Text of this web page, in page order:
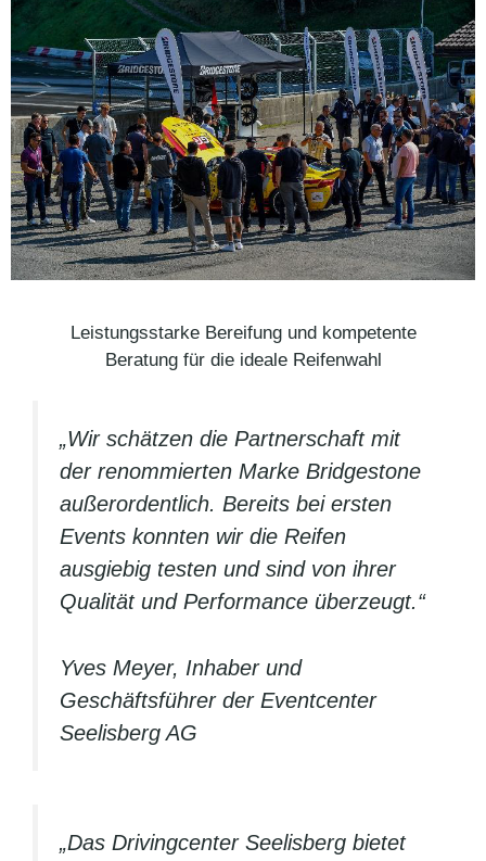
Leistungsstarke Bereifung und kompetente
Beratung für die ideale Reifenwahl
„Wir schätzen die Partnerschaft mit
der renommierten Marke Bridgestone
außerordentlich. Bereits bei ersten
Events konnten wir die Reifen
ausgiebig testen und sind von ihrer
Qualität und Performance überzeugt.“
Yves Meyer, Inhaber und
Geschäftsführer der Eventcenter
Seelisberg AG
„Das Drivingcenter Seelisberg bietet